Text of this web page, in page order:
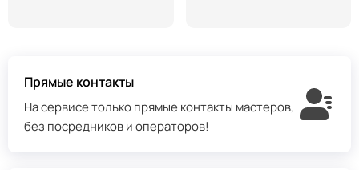
Прямые контакты
На сервисе только прямые контакты мастеров,
без посредников и операторов!